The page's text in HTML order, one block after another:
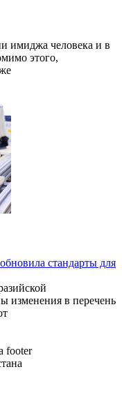
имиджа человека и в
этого,
стандарты для
изменения в перечень